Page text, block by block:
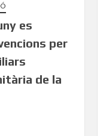
es
per
de la